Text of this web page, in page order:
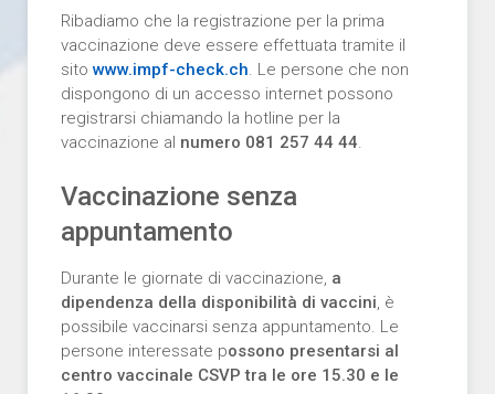
Ribadiamo che la registrazione per la prima
vaccinazione deve essere effettuata tramite il
sito www.impf-check.ch. Le persone che non
dispongono di un accesso internet possono
registrarsi chiamando la hotline per la
vaccinazione al numero 081 257 44 44.
Vaccinazione senza
appuntamento
Durante le giornate di vaccinazione, a
dipendenza della disponibilità di vaccini, è
possibile vaccinarsi senza appuntamento. Le
persone interessate possono presentarsi al
centro vaccinale CSVP tra le ore 15.30 e le